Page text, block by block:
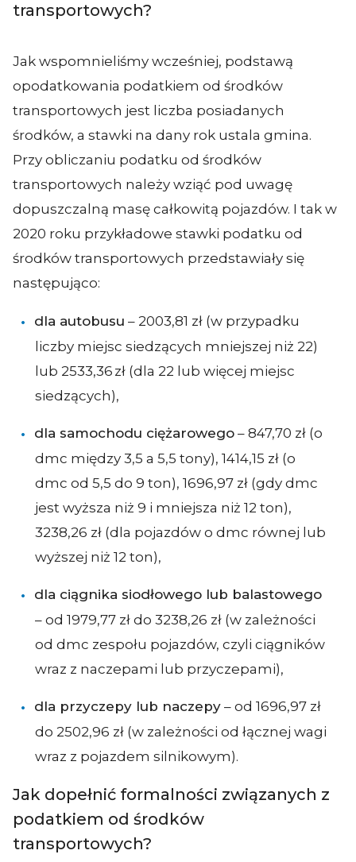
transportowych?
Jak wspomnieliśmy wcześniej, podstawą
opodatkowania podatkiem od środków
transportowych jest liczba posiadanych
środków, a stawki na dany rok ustala gmina.
Przy obliczaniu podatku od środków
transportowych należy wziąć pod uwagę
dopuszczalną masę całkowitą pojazdów. I tak w
2020 roku przykładowe stawki podatku od
środków transportowych przedstawiały się
następująco:
dla autobusu – 2003,81 zł (w przypadku
liczby miejsc siedzących mniejszej niż 22)
lub 2533,36 zł (dla 22 lub więcej miejsc
siedzących),
dla samochodu ciężarowego– 847,70 zł (o
dmc między 3,5 a 5,5 tony), 1414,15 zł (o
dmc od 5,5 do 9 ton), 1696,97 zł (gdy dmc
jest wyższa niż 9 i mniejsza niż 12 ton),
3238,26 zł (dla pojazdów o dmc równej lub
wyższej niż 12 ton),
dla ciągnika siodłowego lub balastowego
– od 1979,77 zł do 3238,26 zł (w zależności
od dmc zespołu pojazdów, czyli ciągników
wraz z naczepami lub przyczepami),
dla przyczepy lub naczepy– od 1696,97 zł
do 2502,96 zł (w zależności od łącznej wagi
wraz z pojazdem silnikowym).
Jak dopełnić formalności związanych z
podatkiem od środków
transportowych?